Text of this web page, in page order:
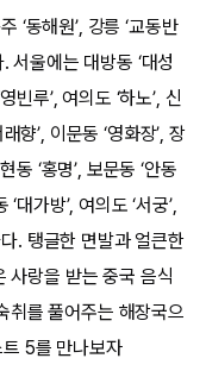
‘동해원’, 강릉 ‘교동반
. 서울에는 대방동 ‘대성
빈루’, 여의도 ‘하노’, 신
향’, 이문동 ‘영화장’, 장
동 ‘홍명’, 보문동 ‘안동
‘대가방’, 여의도 ‘서궁’,
. 탱글한 면발과 얼큰한
사랑을 받는 중국 음식
취를 풀어주는 해장국으
5를 만나보자